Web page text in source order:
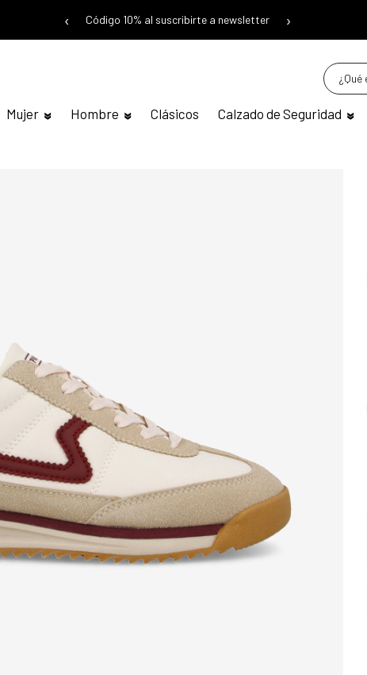
‹ Código 10% al suscribirte a newsletter ›
Mujer Hombre Clásicos Calzado de Seguridad